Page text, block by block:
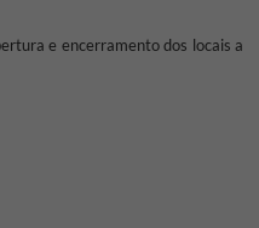
e encerramento dos locais a